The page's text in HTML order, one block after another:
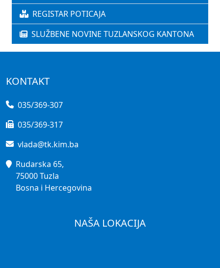
REGISTAR POTICAJA
SLUŽBENE NOVINE TUZLANSKOG KANTONA
KONTAKT
035/369-307
035/369-317
vlada@tk.kim.ba
Rudarska 65,
75000 Tuzla
Bosna i Hercegovina
NAŠA LOKACIJA